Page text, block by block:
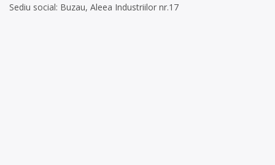
Sediu social: Buzau, Aleea Industriilor nr.17